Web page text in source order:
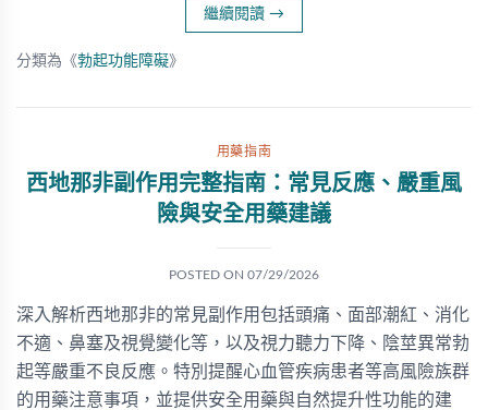
繼續閱讀 →
分類為《勃起功能障礙》
用藥指南
西地那非副作用完整指南：常見反應、嚴重風
險與安全用藥建議
POSTED ON 07/29/2026
深入解析西地那非的常見副作用包括頭痛、面部潮紅、消化
不適、鼻塞及視覺變化等，以及視力聽力下降、陰莖異常勃
起等嚴重不良反應。特別提醒心血管疾病患者等高風險族群
的用藥注意事項，並提供安全用藥與自然提升性功能的建